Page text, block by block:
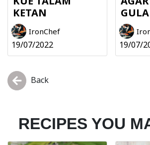
KETAN
IronChef
19/07/2022 19/07/
Back
RECIPES YOU